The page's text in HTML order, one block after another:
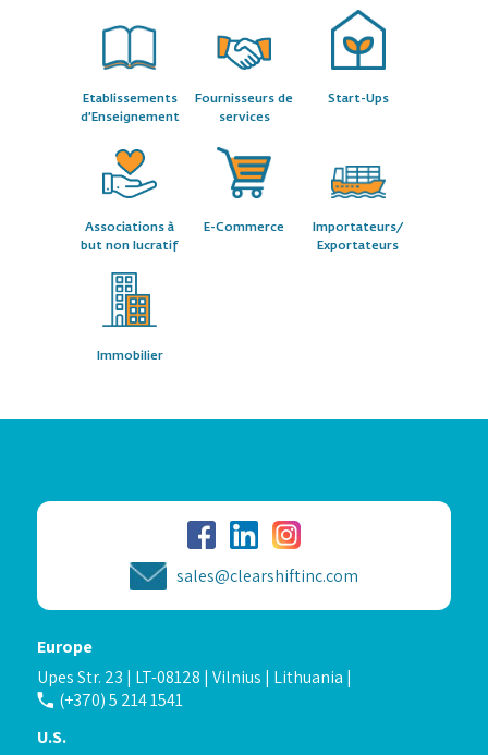
Etablissements
d’Enseignement
Fournisseurs de
services
Start-Ups
Associations à
but non lucratif
E-Commerce
Importateurs/
Exportateurs
Immobilier
sales@clearshiftinc.com
Europe
Upes Str. 23 | LT-08128 | Vilnius | Lithuania |
(+370) 5 214 1541
U.S.